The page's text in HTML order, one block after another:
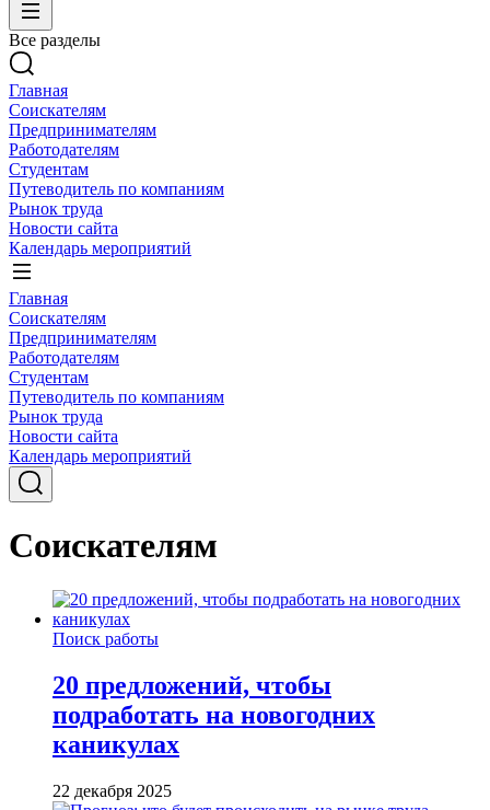
Все разделы
Главная
Соискателям
Предпринимателям
Работодателям
Студентам
Путеводитель по компаниям
Рынок труда
Новости сайта
Календарь мероприятий
Главная
Соискателям
Предпринимателям
Работодателям
Студентам
Путеводитель по компаниям
Рынок труда
Новости сайта
Календарь мероприятий
Соискателям
Поиск работы
20 предложений, чтобы
подработать на новогодних
каникулах
22 декабря 2025